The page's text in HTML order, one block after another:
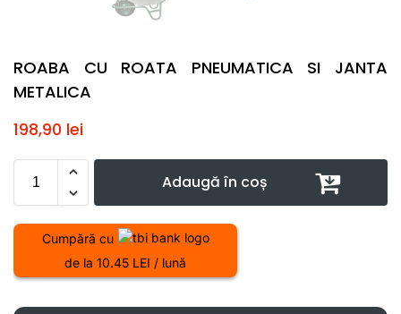
ROABA CU ROATA PNEUMATICA SI JANTA
METALICA
198,90 lei
Adaugă în coș
Cumpără cu
de la 10.45 LEI / lună